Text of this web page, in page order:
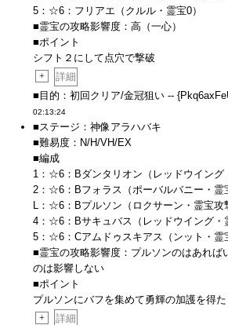
5：☆6：フリアエ（クルル・霊宝0）
■霊宝の攻略影響度：高（一心）
■ポイント
シフト２にして点穴で撃破
+
詳細
■目的：初回クリア/金冠狙い --
02:13:24
■ステージ：神像アラハバキ
■難易度：N/H/VH/EX
■編成
1：☆6：Bダンタリオン（レッドウイング
2：☆6：Bフォラス（ポーバルバニー・霊
L：☆6：Bプルソン（ロクサーン・霊宝攻
4：☆6：Bサキュバス（レッドウイング・
5：☆6：Cアムドゥスキアス（ンット・霊
■霊宝の攻略影響度：プルソンのはあれば
のは影響しない
■ポイント
プルソンにバフを集めて勇輝の加護を得
+
詳細